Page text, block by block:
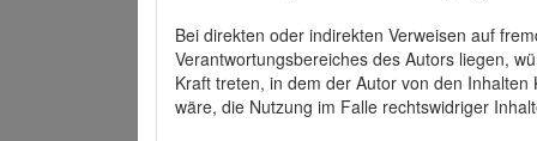
Bei direkten oder indirekten Verweisen auf
Verantwortungsbereiches des Autors liegen,
Kraft treten, in dem der Autor von den
wäre, die Nutzung im Falle rechtswidriger